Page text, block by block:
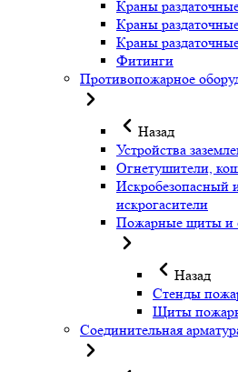
Краны
Краны
Краны
Фитинги
Противопожарное
Назад
Устройства
Огнетушители,
Искробезопасный
искрогасители
Пожарные щиты и
Назад
Стенды
Щиты
Соединительная